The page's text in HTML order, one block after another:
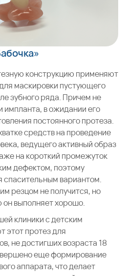
конструкцию применяют
маскировки пустующего
зубного ряда. Причем не
импланта, в ожидании его
постоянного протеза.
средств на проведение
ведущего активный образ
на короткий промежуток
дефектом, поэтому
спасительным вариантом.
резцом не получится, но
выполняет хорошо.
клиники с детским
этот протез для
не достигших возраста 18
еще формирование
аппарата, что делает